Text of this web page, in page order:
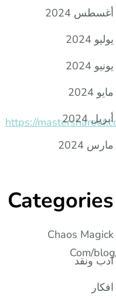
https://
Com/
أغسطس 2024
يوليو 2024
يونيو 2024
مايو 2024
أبريل 2024
مارس 2024
Categories
Chaos Magick
ادب ونقد
افكار